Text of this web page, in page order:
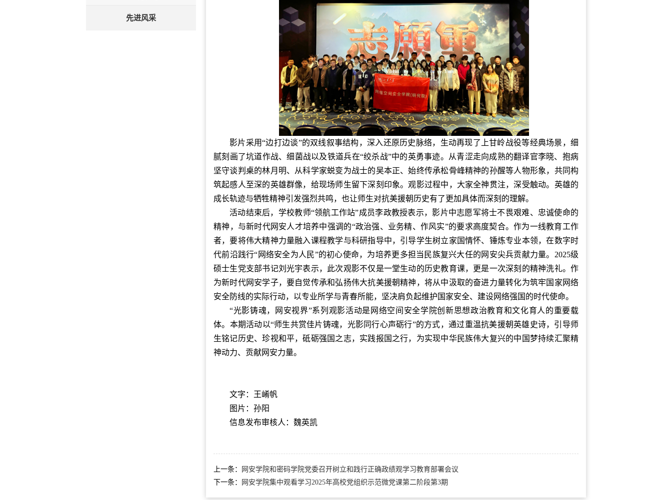
先进风采
影片采用“边打边谈”的双线叙事结构，深入还原历史脉络，生动再现了上甘岭战役等经典场景，细
腻刻画了坑道作战、细菌战以及铁道兵在“绞杀战”中的英勇事迹。从青涩走向成熟的翻译官李晓、抱病
坚守谈判桌的林月明、从科学家蜕变为战士的吴本正、始终传承松骨峰精神的孙醒等人物形象，共同构
筑起感人至深的英雄群像，给现场师生留下深刻印象。观影过程中，大家全神贯注，深受触动。英雄的
成长轨迹与牺牲精神引发强烈共鸣，也让师生对抗美援朝历史有了更加具体而深刻的理解。
活动结束后，学校教师“领航工作站”成员李政教授表示，影片中志愿军将士不畏艰难、忠诚使命的
精神，与新时代网安人才培养中强调的“政治强、业务精、作风实”的要求高度契合。作为一线教育工作
者，要将伟大精神力量融入课程教学与科研指导中，引导学生树立家国情怀、锤炼专业本领，在数字时
代前沿践行“网络安全为人民”的初心使命，为培养更多担当民族复兴大任的网安尖兵贡献力量。2025级
硕士生党支部书记刘光宇表示，此次观影不仅是一堂生动的历史教育课，更是一次深刻的精神洗礼。作
为新时代网安学子，要自觉传承和弘扬伟大抗美援朝精神，将从中汲取的奋进力量转化为筑牢国家网络
安全防线的实际行动，以专业所学与青春所能，坚决肩负起维护国家安全、建设网络强国的时代使命。
“光影铸魂，网安视界”系列观影活动是网络空间安全学院创新思想政治教育和文化育人的重要载
体。本期活动以“师生共赏佳片铸魂，光影同行心声砺行”的方式，通过重温抗美援朝英雄史诗，引导师
生铭记历史、珍视和平，砥砺强国之志，实践报国之行，为实现中华民族伟大复兴的中国梦持续汇聚精
神动力、贡献网安力量。
文字：王崤帆
图片：孙阳
信息发布审核人：魏英凯
上一条：
网安学院和密码学院党委召开树立和践行正确政绩观学习教育部署会议
下一条：
网安学院集中观看学习2025年高校党组织示范微党课第二阶段第3期